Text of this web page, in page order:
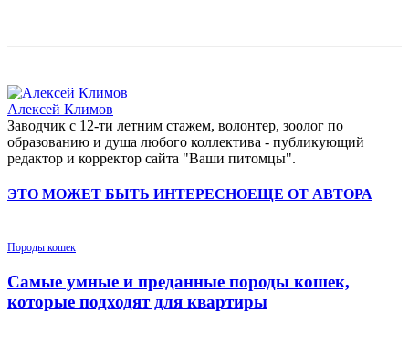
Алексей Климов
Заводчик c 12-ти летним стажем, волонтер, зоолог по
образованию и душа любого коллектива - публикующий
редактор и корректор сайта "Ваши питомцы".
ЭТО МОЖЕТ БЫТЬ ИНТЕРЕСНОЕЩЕ ОТ АВТОРА
Породы кошек
Самые умные и преданные породы кошек,
которые подходят для квартиры